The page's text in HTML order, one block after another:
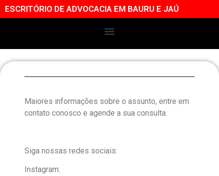
ESCRITÓRIO DE ADVOCACIA EM BAURU E JAÚ
Maiores informações sobre o assunto, entre em
contato conosco e agende a sua consulta.
Siga nossas redes sociais:
Instagram: